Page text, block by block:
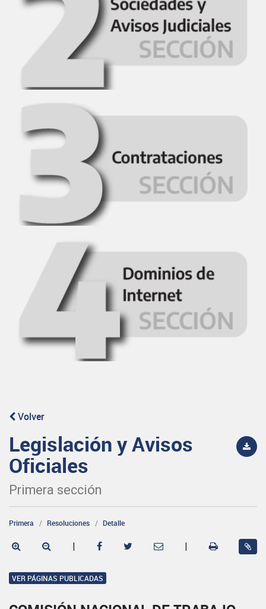
Volver
Legislación y Avisos
Oficiales
Primera sección
Primera Resoluciones Detalle
| |
VER PÁGINAS PUBLICADAS